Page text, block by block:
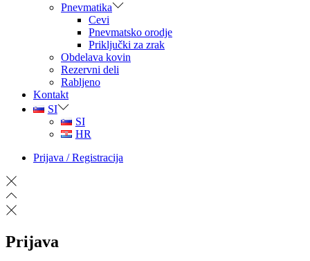
Pnevmatika
Cevi
Pnevmatsko orodje
Priključki za zrak
Obdelava kovin
Rezervni deli
Rabljeno
Kontakt
SI
SI
HR
Prijava / Registracija
Prijava